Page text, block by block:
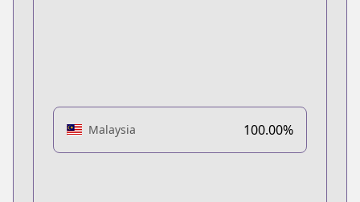
Malaysia 100.00%